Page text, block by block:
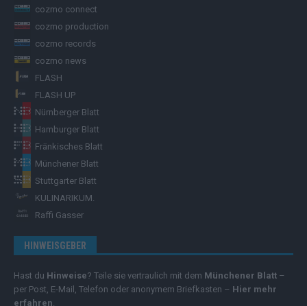
cozmo connect
cozmo production
cozmo records
cozmo news
FLASH
FLASH UP
Nürnberger Blatt
Hamburger Blatt
Fränkisches Blatt
Münchener Blatt
Stuttgarter Blatt
KULINARIKUM.
Raffi Gasser
HINWEISGEBER
Hast du Hinweise? Teile sie vertraulich mit dem Münchener Blatt –
per Post, E-Mail, Telefon oder anonymem Briefkasten – Hier mehr
erfahren.